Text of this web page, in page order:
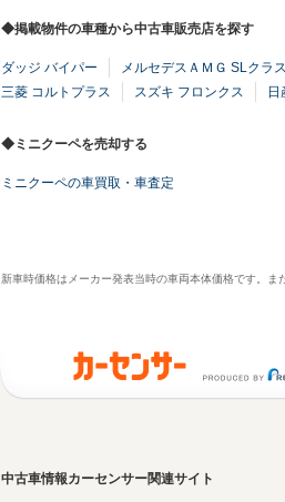
◆掲載物件の車種から中古車販売店を探す
ダッジ バイパー メルセデスＡＭＧ SLクラス
三菱 コルトプラス
スズキ フロンクス 日
◆ミニクーペを売却する
ミニクーペの車買取・車査定
新車時価格はメーカー発表当時の車両本体価格です。ま
中古車情報カーセンサー関連サイト